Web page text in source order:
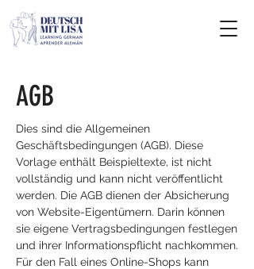
AGB
Dies sind die Allgemeinen
Geschäftsbedingungen (AGB). Diese
Vorlage enthält Beispieltexte, ist nicht
vollständig und kann nicht veröffentlicht
werden. Die AGB dienen der Absicherung
von Website-Eigentümern. Darin können
sie eigene Vertragsbedingungen festlegen
und ihrer Informationspflicht nachkommen.
Für den Fall eines Online-Shops kann